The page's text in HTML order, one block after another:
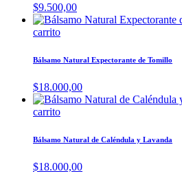
$9.500,00
carrito
Bálsamo Natural Expectorante de Tomillo
$18.000,00
carrito
Bálsamo Natural de Caléndula y Lavanda
$18.000,00